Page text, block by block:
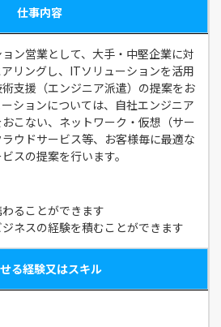
仕事内容
ン営業として、大手・中堅企業に対
リングし、ITソリューションを活用
支援（エンジニア派遣）の提案をお
ションについては、自社エンジニア
こない、ネットワーク・仮想（サー
ウドサービス等、お客様毎に最適な
スの提案を行います。
ることができます
ネスの経験を積むことができます
る経験又はスキル